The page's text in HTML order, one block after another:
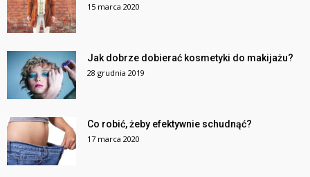
15 marca 2020
Jak dobrze dobierać kosmetyki do makijażu?
28 grudnia 2019
Co robić, żeby efektywnie schudnąć?
17 marca 2020